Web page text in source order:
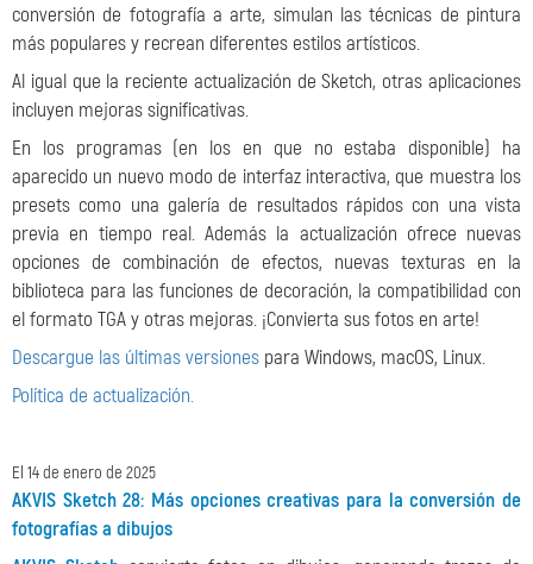
conversión de fotografía a arte, simulan las técnicas de pintura
más populares y recrean diferentes estilos artísticos.
Al igual que la reciente actualización de Sketch, otras aplicaciones
incluyen mejoras significativas.
En los programas (en los en que no estaba disponible) ha
aparecido un nuevo modo de interfaz interactiva, que muestra los
presets como una galería de resultados rápidos con una vista
previa en tiempo real. Además la actualización ofrece nuevas
opciones de combinación de efectos, nuevas texturas en la
biblioteca para las funciones de decoración, la compatibilidad con
el formato TGA y otras mejoras. ¡Convierta sus fotos en arte!
Descargue las últimas versiones para Windows, macOS, Linux.
Política de actualización.
El 14 de enero de 2025
AKVIS Sketch 28: Más opciones creativas para la conversión de
fotografías a dibujos